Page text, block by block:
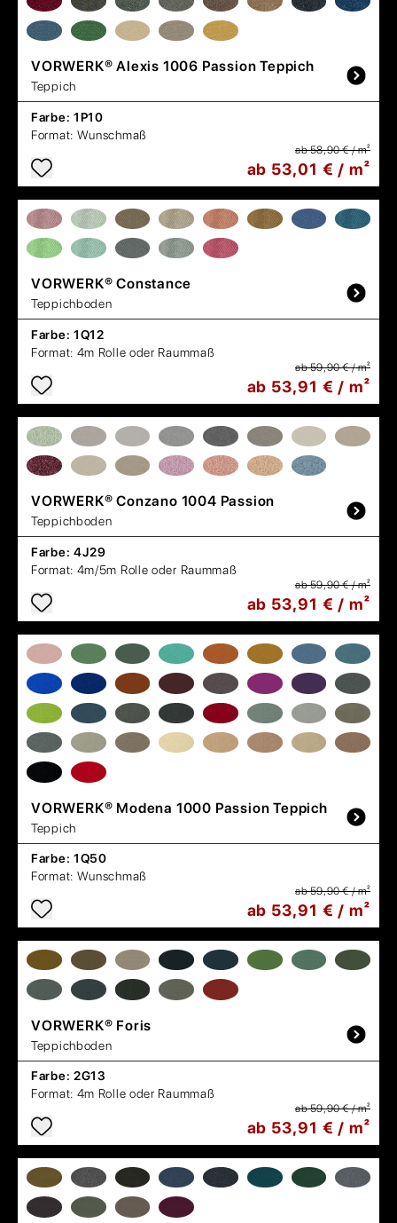
VORWERK® Alexis 1006 Passion Teppich
Teppich
Farbe: 1P10
Format: Wunschmaß
ab 58,90 € / m²
ab 53,01 € / m²
VORWERK® Constance
Teppichboden
Farbe: 1Q12
Format: 4m Rolle oder Raummaß
ab 59,90 € / m²
ab 53,91 € / m²
VORWERK® Conzano 1004 Passion
Teppichboden
Farbe: 4J29
Format: 4m/5m Rolle oder Raummaß
ab 59,90 € / m²
ab 53,91 € / m²
VORWERK® Modena 1000 Passion Teppich
Teppich
Farbe: 1Q50
Format: Wunschmaß
ab 59,90 € / m²
ab 53,91 € / m²
VORWERK® Foris
Teppichboden
Farbe: 2G13
Format: 4m Rolle oder Raummaß
ab 59,90 € / m²
ab 53,91 € / m²